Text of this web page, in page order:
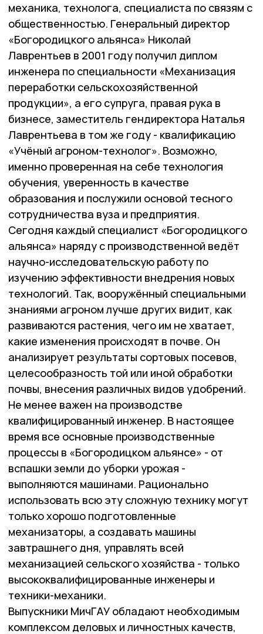
механика, технолога, специалиста по связям с
общественностью. Генеральный директор
«Богородицкого альянса» Николай
Лаврентьев в 2001 году получил диплом
инженера по специальности «Механизация
переработки сельскохозяйственной
продукции», а его супруга, правая рука в
бизнесе, заместитель гендиректора Наталья
Лаврентьева в том же году - квалификацию
«Учёный агроном-технолог». Возможно,
именно проверенная на себе технология
обучения, уверенность в качестве
образования и послужили основой тесного
сотрудничества вуза и предприятия.
Сегодня каждый специалист «Богородицкого
альянса» наряду с производственной ведёт
научно-исследовательскую работу по
изучению эффективности внедрения новых
технологий. Так, вооружённый специальными
знаниями агроном лучше других видит, как
развиваются растения, чего им не хватает,
какие изменения происходят в почве. Он
анализирует результаты сортовых посевов,
целесообразность той или иной обработки
почвы, внесения различных видов удобрений.
Не менее важен на производстве
квалифицированный инженер. В настоящее
время все основные производственные
процессы в «Богородицком альянсе» - от
вспашки земли до уборки урожая -
выполняются машинами. Рационально
использовать всю эту сложную технику могут
только хорошо подготовленные
механизаторы, а создавать машины
завтрашнего дня, управлять всей
механизацией сельского хозяйства - только
высококвалифицированные инженеры и
техники-механики.
Выпускники МичГАУ обладают необходимым
комплексом деловых и личностных качеств,